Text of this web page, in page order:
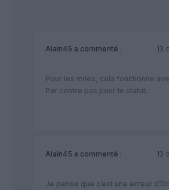
Alain45 a commenté :
13
Pour les miles, cela fonctionne
Par contre pas pour le statut.
Alain45 a commenté :
13
Je pense que c’est une erreur